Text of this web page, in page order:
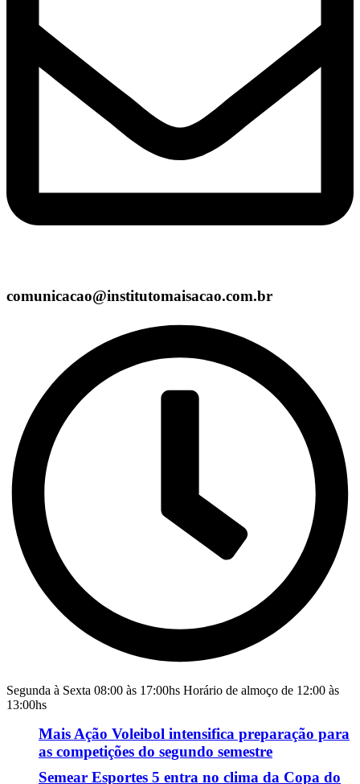
comunicacao@institutomaisacao.com.br
Segunda à Sexta 08:00 às 17:00hs Horário de almoço de 12:00 às
13:00hs
Mais Ação Voleibol intensifica preparação para
as competições do segundo semestre
Semear Esportes 5 entra no clima da Copa do